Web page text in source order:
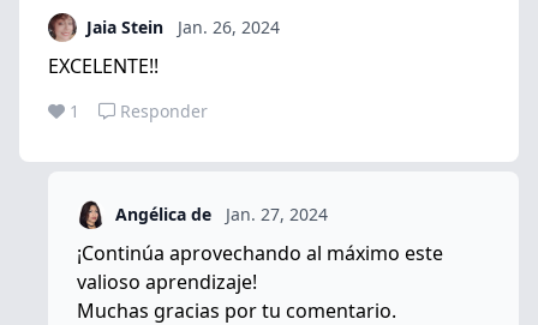
Jaia Stein Jan. 26, 2024
EXCELENTE!!
1 Responder
Angélica de Jan. 27, 2024
¡Continúa aprovechando al máximo este
valioso aprendizaje!
Muchas gracias por tu comentario.